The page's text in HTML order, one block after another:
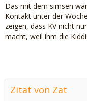
Das mit dem simsen
Kontakt unter der
zeigen, dass KV nicht
macht, weil ihm die
Zitat von Zat